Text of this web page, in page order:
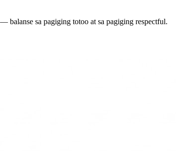
balanse sa pagiging totoo at sa pagiging respectful.